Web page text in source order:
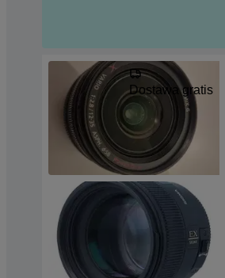
Dostawa gratis